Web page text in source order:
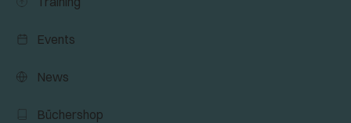
Events
News
Büchershop